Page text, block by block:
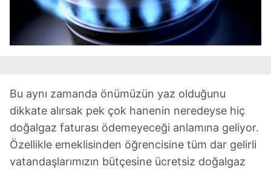
Metnimiziziyaret edebilirsiniz.
6698 sayılı Kişisel Verilerin Korunması Kanunu uyarınca
Bu aynı zamanda önümüzün yaz olduğunu
dikkate alırsak pek çok hanenin neredeyse hiç
doğalgaz faturası ödemeyeceği anlamına geliyor.
Özellikle emeklisinden öğrencisine tüm dar gelirli
vatandaşlarımızın bütçesine ücretsiz doğalgaz